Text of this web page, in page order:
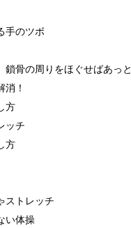
手のツボ
鎖骨の周りをほぐせばあっと
消！
方
ッチ
方
ストレッチ
い体操